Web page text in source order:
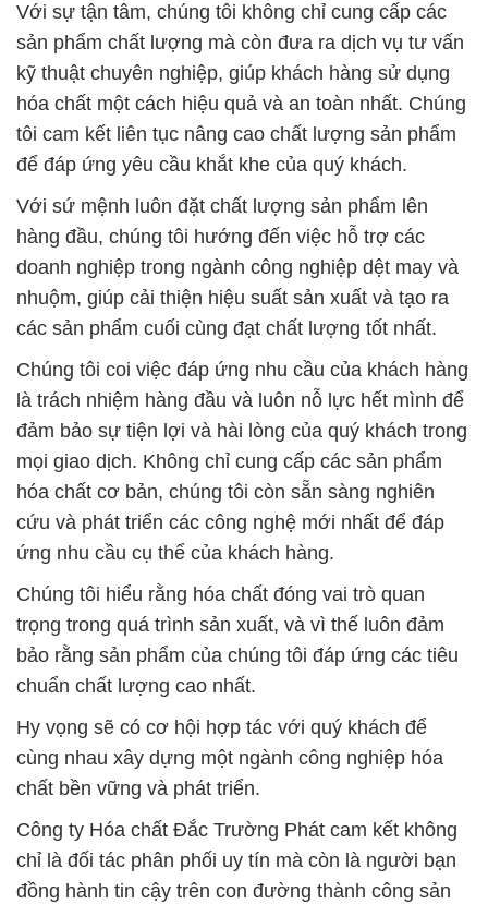
Với sự tận tâm, chúng tôi không chỉ cung cấp các
sản phẩm chất lượng mà còn đưa ra dịch vụ tư vấn
kỹ thuật chuyên nghiệp, giúp khách hàng sử dụng
hóa chất một cách hiệu quả và an toàn nhất. Chúng
tôi cam kết liên tục nâng cao chất lượng sản phẩm
để đáp ứng yêu cầu khắt khe của quý khách.
Với sứ mệnh luôn đặt chất lượng sản phẩm lên
hàng đầu, chúng tôi hướng đến việc hỗ trợ các
doanh nghiệp trong ngành công nghiệp dệt may và
nhuộm, giúp cải thiện hiệu suất sản xuất và tạo ra
các sản phẩm cuối cùng đạt chất lượng tốt nhất.
Chúng tôi coi việc đáp ứng nhu cầu của khách hàng
là trách nhiệm hàng đầu và luôn nỗ lực hết mình để
đảm bảo sự tiện lợi và hài lòng của quý khách trong
mọi giao dịch. Không chỉ cung cấp các sản phẩm
hóa chất cơ bản, chúng tôi còn sẵn sàng nghiên
cứu và phát triển các công nghệ mới nhất để đáp
ứng nhu cầu cụ thể của khách hàng.
Chúng tôi hiểu rằng hóa chất đóng vai trò quan
trọng trong quá trình sản xuất, và vì thế luôn đảm
bảo rằng sản phẩm của chúng tôi đáp ứng các tiêu
chuẩn chất lượng cao nhất.
Hy vọng sẽ có cơ hội hợp tác với quý khách để
cùng nhau xây dựng một ngành công nghiệp hóa
chất bền vững và phát triển.
Công ty Hóa chất Đắc Trường Phát cam kết không
chỉ là đối tác phân phối uy tín mà còn là người bạn
đồng hành tin cậy trên con đường thành công sản